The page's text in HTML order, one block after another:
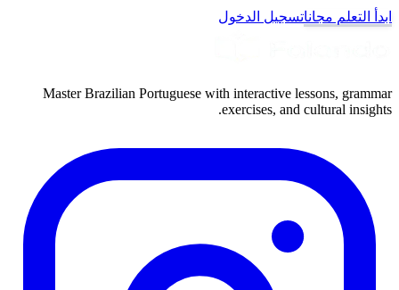
ابدأ التعلم مجاناتسجيل الدخول
Master Brazilian Portuguese with interactive lessons, grammar
exercises, and cultural insights.